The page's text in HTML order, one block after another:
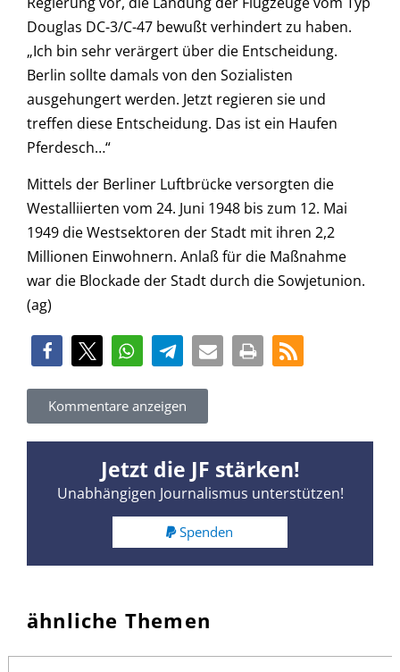
Douglas DC-3/C-47 bewußt verhindert zu haben.
„Ich bin sehr verärgert über die Entscheidung.
Berlin sollte damals von den Sozialisten
ausgehungert werden. Jetzt regieren sie und
treffen diese Entscheidung. Das ist ein Haufen
Pferdesch…“
Mittels der Berliner Luftbrücke versorgten die
Westalliierten vom 24. Juni 1948 bis zum 12. Mai
1949 die Westsektoren der Stadt mit ihren 2,2
Millionen Einwohnern. Anlaß für die Maßnahme
war die Blockade der Stadt durch die Sowjetunion.
(ag)
Kommentare anzeigen
Jetzt die JF stärken!
Unabhängigen Journalismus unterstützen!
Spenden
ähnliche Themen